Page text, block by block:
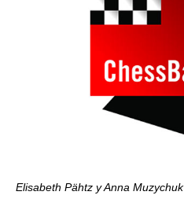
Elisabeth Pähtz y Anna Muzychuk